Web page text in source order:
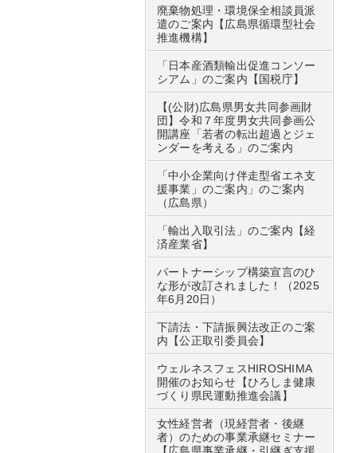
廃棄物処理・環境保全相談員派
遣のご案内【広島県循環型社会
推進機構】
「日本産酒類輸出促進コンソー
シアム」のご案内【国税庁】
【(公財)広島県男女共同参画財
団】令和７年度男女共同参画公
開講座「若者の転出超過とジェ
ンダーを考える」のご案内
「中小企業向け伴走型省エネ支
援事業」のご案内」のご案内
（広島県）
「輸出入取引法」のご案内【経
済産業省】
パートナーシップ構築宣言のひ
な形が改訂されました！（2025
年6月20日）
下請法・下請振興法改正のご案
内【公正取引委員会】
ウェルネスフェスHIROSHIMA
開催のお知らせ【ひろしま健康
づくり県民運動推進会議】
女性経営者（現経営者・後継
者）のための事業承継セミナー